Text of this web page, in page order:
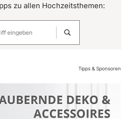
zu allen Hochzeitsthemen:
Tipps & Sponsoren